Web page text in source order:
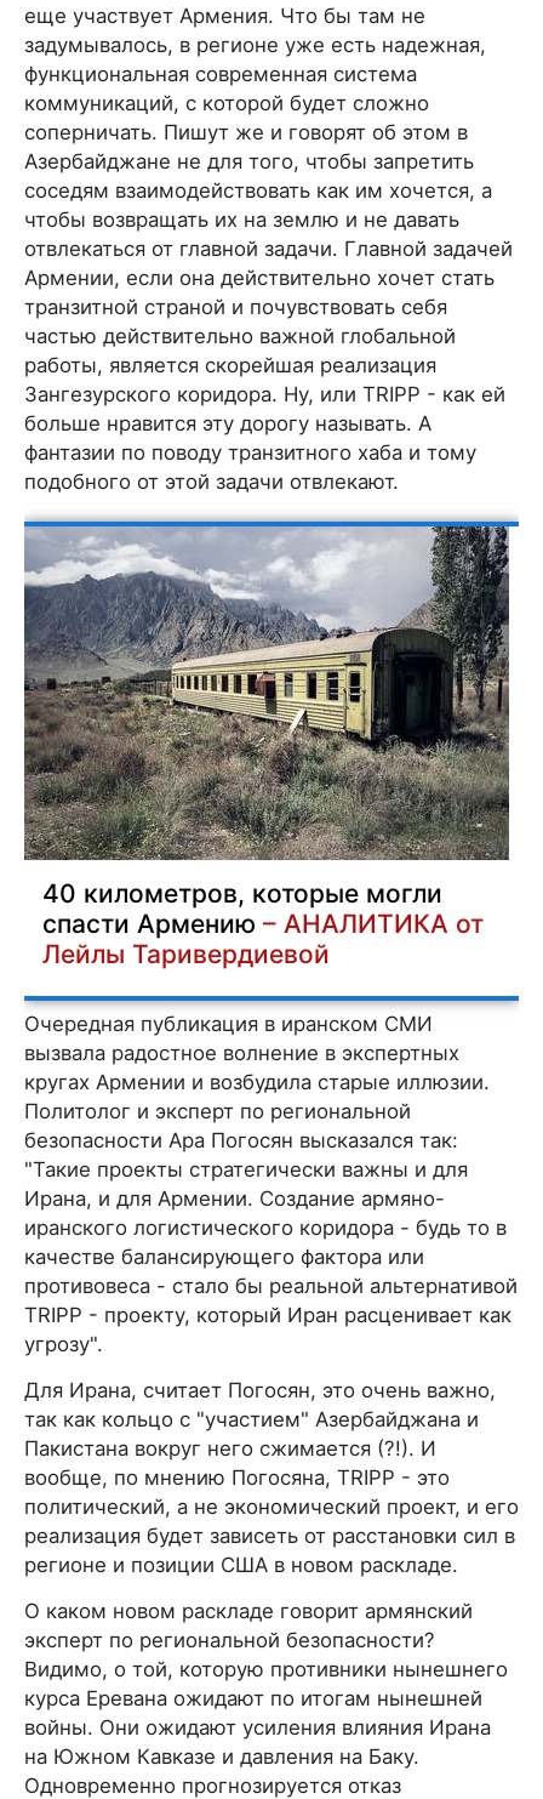
еще участвует Армения. Что бы там не
задумывалось, в регионе уже есть надежная,
функциональная современная система
коммуникаций, с которой будет сложно
соперничать. Пишут же и говорят об этом в
Азербайджане не для того, чтобы запретить
соседям взаимодействовать как им хочется, а
чтобы возвращать их на землю и не давать
отвлекаться от главной задачи. Главной задачей
Армении, если она действительно хочет стать
транзитной страной и почувствовать себя
частью действительно важной глобальной
работы, является скорейшая реализация
Зангезурского коридора. Ну, или TRIPP - как ей
больше нравится эту дорогу называть. А
фантазии по поводу транзитного хаба и тому
подобного от этой задачи отвлекают.
40 километров, которые могли
спасти Армению – АНАЛИТИКА от
Лейлы Таривердиевой
Очередная публикация в иранском СМИ
вызвала радостное волнение в экспертных
кругах Армении и возбудила старые иллюзии.
Политолог и эксперт по региональной
безопасности Ара Погосян высказался так:
"Такие проекты стратегически важны и для
Ирана, и для Армении. Создание армяно-
иранского логистического коридора - будь то в
качестве балансирующего фактора или
противовеса - стало бы реальной альтернативой
TRIPP - проекту, который Иран расценивает как
угрозу".
Для Ирана, считает Погосян, это очень важно,
так как кольцо с "участием" Азербайджана и
Пакистана вокруг него сжимается (?!). И
вообще, по мнению Погосяна, TRIPP - это
политический, а не экономический проект, и его
реализация будет зависеть от расстановки сил в
регионе и позиции США в новом раскладе.
О каком новом раскладе говорит армянский
эксперт по региональной безопасности?
Видимо, о той, которую противники нынешнего
курса Еревана ожидают по итогам нынешней
войны. Они ожидают усиления влияния Ирана
на Южном Кавказе и давления на Баку.
Одновременно прогнозируется отказ